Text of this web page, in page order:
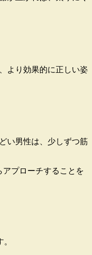
より効果的に正しい姿
い男性は、少しずつ筋
プローチすることを